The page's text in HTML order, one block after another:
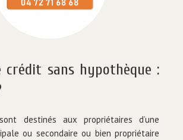
crédit sans hypothèque :
destinés aux propriétaires d’une
ou secondaire ou bien propriétaire